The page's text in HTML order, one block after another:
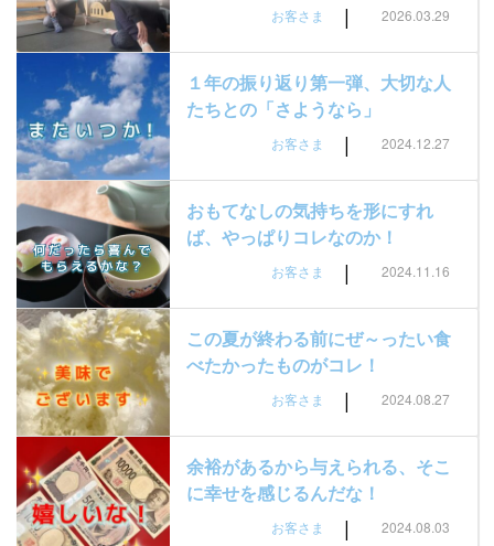
お客さま | 2026.03.29
１年の振り返り第一弾、大切な人
たちとの「さようなら」
お客さま | 2024.12.27
おもてなしの気持ちを形にすれ
ば、やっぱりコレなのか！
お客さま | 2024.11.16
この夏が終わる前にぜ～ったい食
べたかったものがコレ！
お客さま | 2024.08.27
余裕があるから与えられる、そこ
に幸せを感じるんだな！
お客さま | 2024.08.03